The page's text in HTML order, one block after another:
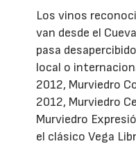
Los vinos
van desde el
pasa
local o
2012, Murviedro
2012, Murviedro
Murviedro
el clásico Vega